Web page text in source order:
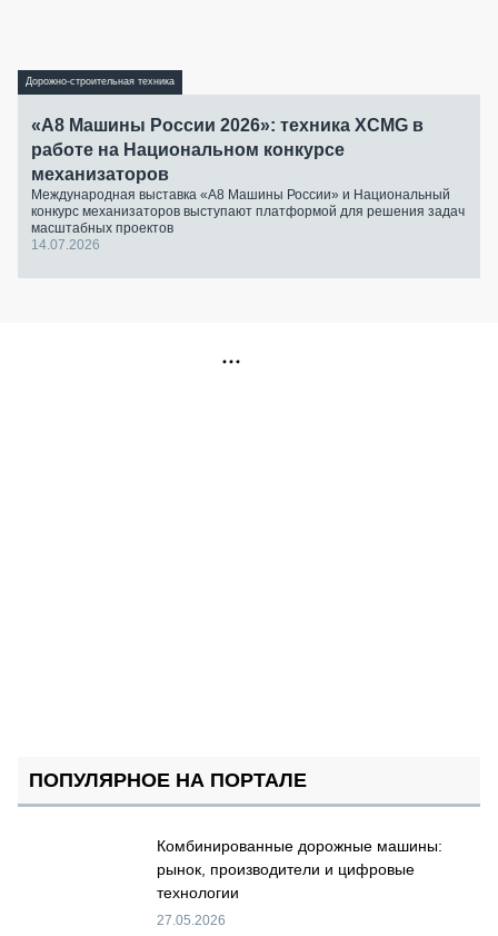
Дорожно-строительная техника
«А8 Машины России 2026»: техника XCMG в
работе на Национальном конкурсе
механизаторов
Международная выставка «А8 Машины России» и Национальный
конкурс механизаторов выступают платформой для решения задач
масштабных проектов
14.07.2026
ПОПУЛЯРНОЕ НА ПОРТАЛЕ
Комбинированные дорожные машины:
рынок, производители и цифровые
технологии
27.05.2026